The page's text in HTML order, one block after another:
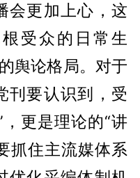
会更加上心，这
受众的日常生
舆论格局。对于
刊要认识到，受
更是理论的“讲
抓住主流媒体系